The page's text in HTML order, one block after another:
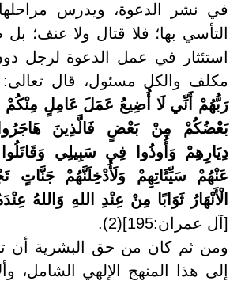
في نشر الدعوة، ويدرس
التأسي بها؛ فلا قتال ولا عنف؛
استئثار في عمل الدعوة لرجل
مكلف والكل مسئول، قال
رَبُّهُمْ أَنِّي لَا أُضِيعُ عَمَلَ عَامِلٍ مِنْكُمْ
بَعْضُكُمْ مِنْ بَعْضٍ فَالَّذِينَ
دِيَارِهِمْ وَأُوذُوا فِي سَبِيلِي
عَنْهُمْ سَيِّئَاتِهِمْ وَلَأُدْخِلَنَّهُمْ جَنَّاتٍ
الْأَنْهَارُ ثَوَابًا مِنْ عِنْدِ اللهِ وَاللهُ
[آل عمران:195](2).
ومن ثم كان من حق البشرية أن
إلى هذا المنهج الإلهي الشامل،